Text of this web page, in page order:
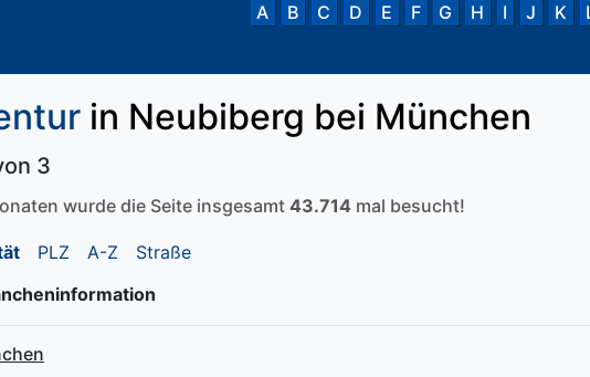
A B C D E F G H I J K
in Neubiberg bei München
3
wurde die Seite insgesamt 43.714 mal besucht!
PLZ A-Z
Straße